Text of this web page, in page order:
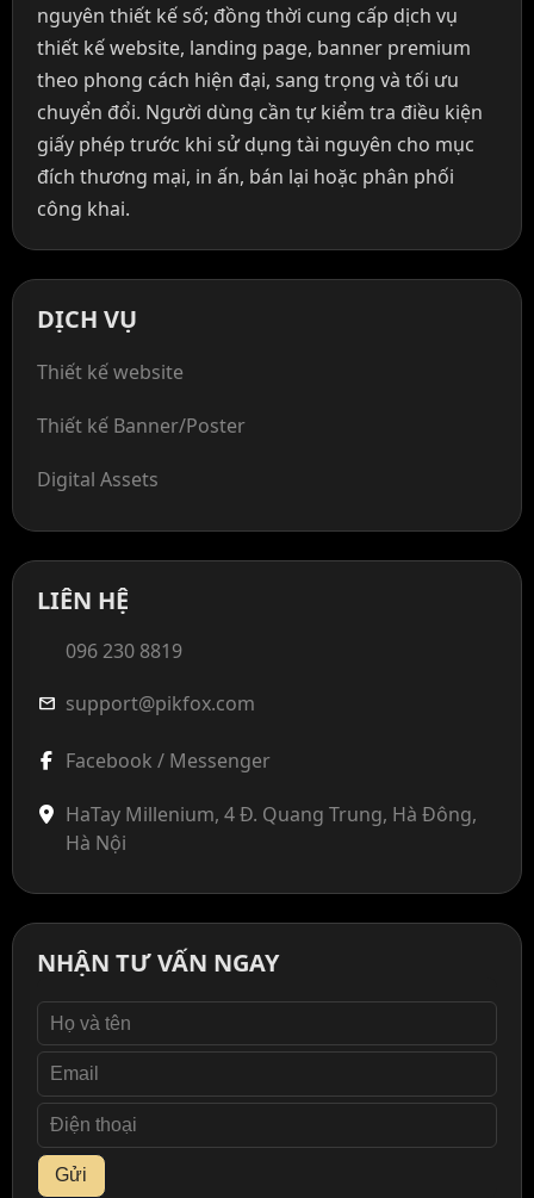
nguyên thiết kế số; đồng thời cung cấp dịch vụ
thiết kế website, landing page, banner premium
theo phong cách hiện đại, sang trọng và tối ưu
chuyển đổi. Người dùng cần tự kiểm tra điều kiện
giấy phép trước khi sử dụng tài nguyên cho mục
đích thương mại, in ấn, bán lại hoặc phân phối
công khai.
DỊCH VỤ
Thiết kế website
Thiết kế Banner/Poster
Digital Assets
LIÊN HỆ
096 230 8819
mail support@pikfox.com
Facebook / Messenger
HaTay Millenium, 4 Đ. Quang Trung, Hà Đông,
Hà Nội
NHẬN TƯ VẤN NGAY
Gửi